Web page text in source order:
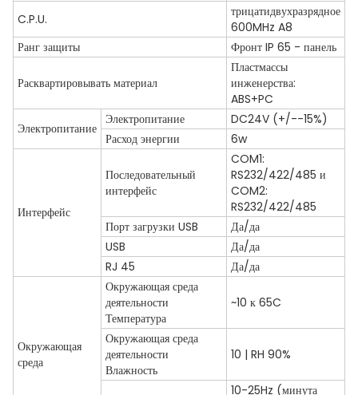
C.P.U.
трицатидвухразрядное
600MHz A8
Ранг защиты
Фронт IP 65 - панель
Расквартировывать материал
Пластмассы
инженерства:
ABS+PC
Электропитание
Электропитание
DC24V (+/--15%)
Расход энергии
6w
Интерфейс
Последовательный
интерфейс
COM1:
RS232/422/485 и
COM2:
RS232/422/485
Порт загрузки USB
Да/да
USB
Да/да
RJ 45
Да/да
Окружающая
среда
Окружающая среда
деятельности
Температура
~10 к 65C
Окружающая среда
деятельности
Влажность
10 | RH 90%
10-25Hz (минута